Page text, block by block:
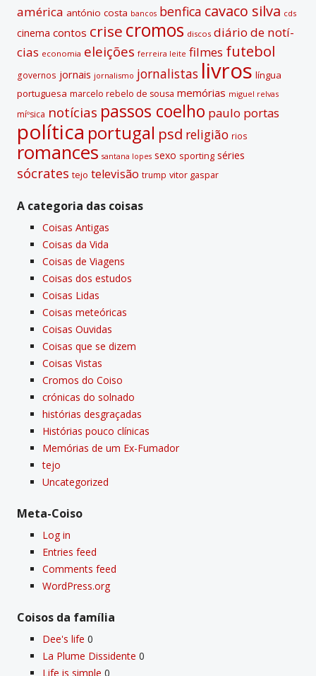
américa antónio costa bancos benfica cavaco silva cds
cinema contos crise cromos discos diário de notí­
cias economia eleições ferreira leite filmes futebol
governos jornais jornalismo jornalistas livros lí­ngua
portuguesa marcelo rebelo de sousa memórias miguel relvas
míºsica notí­cias passos coelho paulo portas
polí­tica portugal psd religião rios
romances santana lopes sexo sporting séries
sócrates tejo televisão trump vitor gaspar
A categoria das coisas
Coisas Antigas
Coisas da Vida
Coisas de Viagens
Coisas dos estudos
Coisas Lidas
Coisas meteóricas
Coisas Ouvidas
Coisas que se dizem
Coisas Vistas
Cromos do Coiso
crónicas do solnado
histórias desgraçadas
Histórias pouco clí­nicas
Memórias de um Ex-Fumador
tejo
Uncategorized
Meta-Coiso
Log in
Entries feed
Comments feed
WordPress.org
Coisos da famí­lia
Dee's life 0
La Plume Dissidente 0
Life is simple 0